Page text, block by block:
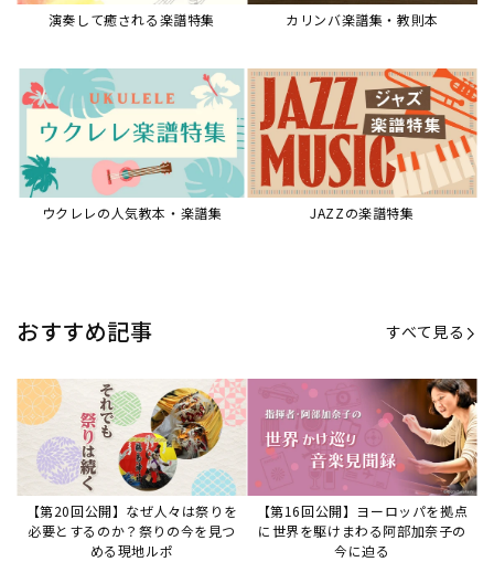
演奏して癒される楽譜特集 カリンバ楽譜集・教則本
ウクレレの人気教本・楽譜集 JAZZの楽譜特集
おすすめ記事 すべて見る
【第20回公開】なぜ人々は祭りを
必要とするのか？祭りの今を見つ
める現地ルポ
【第16回公開】ヨーロッパを拠点
に世界を駆けまわる阿部加奈子の
今に迫る